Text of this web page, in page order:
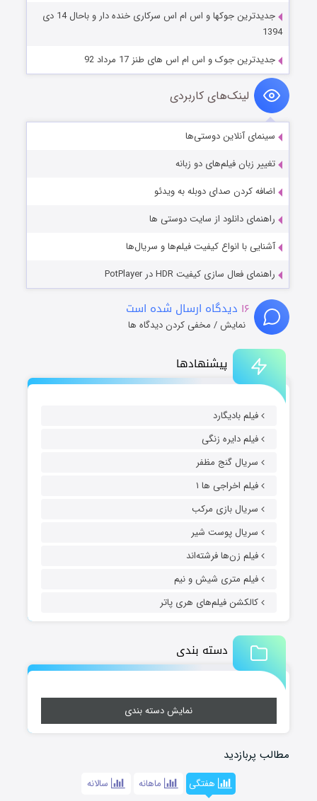
پیشنهادها
فیلم بادیگارد
فیلم دایره زنگی
سریال گنج مظفر
فیلم اخراجی ها ۱
سریال بازی مرکب
سریال پوست شیر
فیلم زن‌ها فرشته‌اند
فیلم متری شیش و نیم
کالکشن فیلم‌های هری پاتر
دسته بندی
نمایش دسته بندی
مطالب پربازدید
هفتگی ماهانه سالانه
جدیدترین جوکها و اس ام اس سرکاری خنده دار و باحال 14 دی
1394
جدیدترین جوک و اس ام اس های طنز 17 مرداد 92
لینک‌های کاربردی
سینمای آنلاین دوستی‌ها
تغییر زبان فیلم‌های دو زبانه
اضافه کردن صدای دوبله به ویدئو
راهنمای دانلود از سایت دوستی ها
آشنایی با انواع کیفیت فیلم‌ها و سریال‌ها
راهنمای فعال سازی کیفیت HDR در PotPlayer
۱۶ دیدگاه ارسال شده است
نمایش / مخفی کردن دیدگاه ها